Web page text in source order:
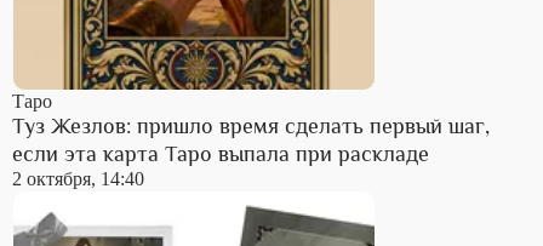
Таро
Туз Жезлов: пришло время сделать первый шаг,
если эта карта Таро выпала при раскладе
2 октября, 14:40